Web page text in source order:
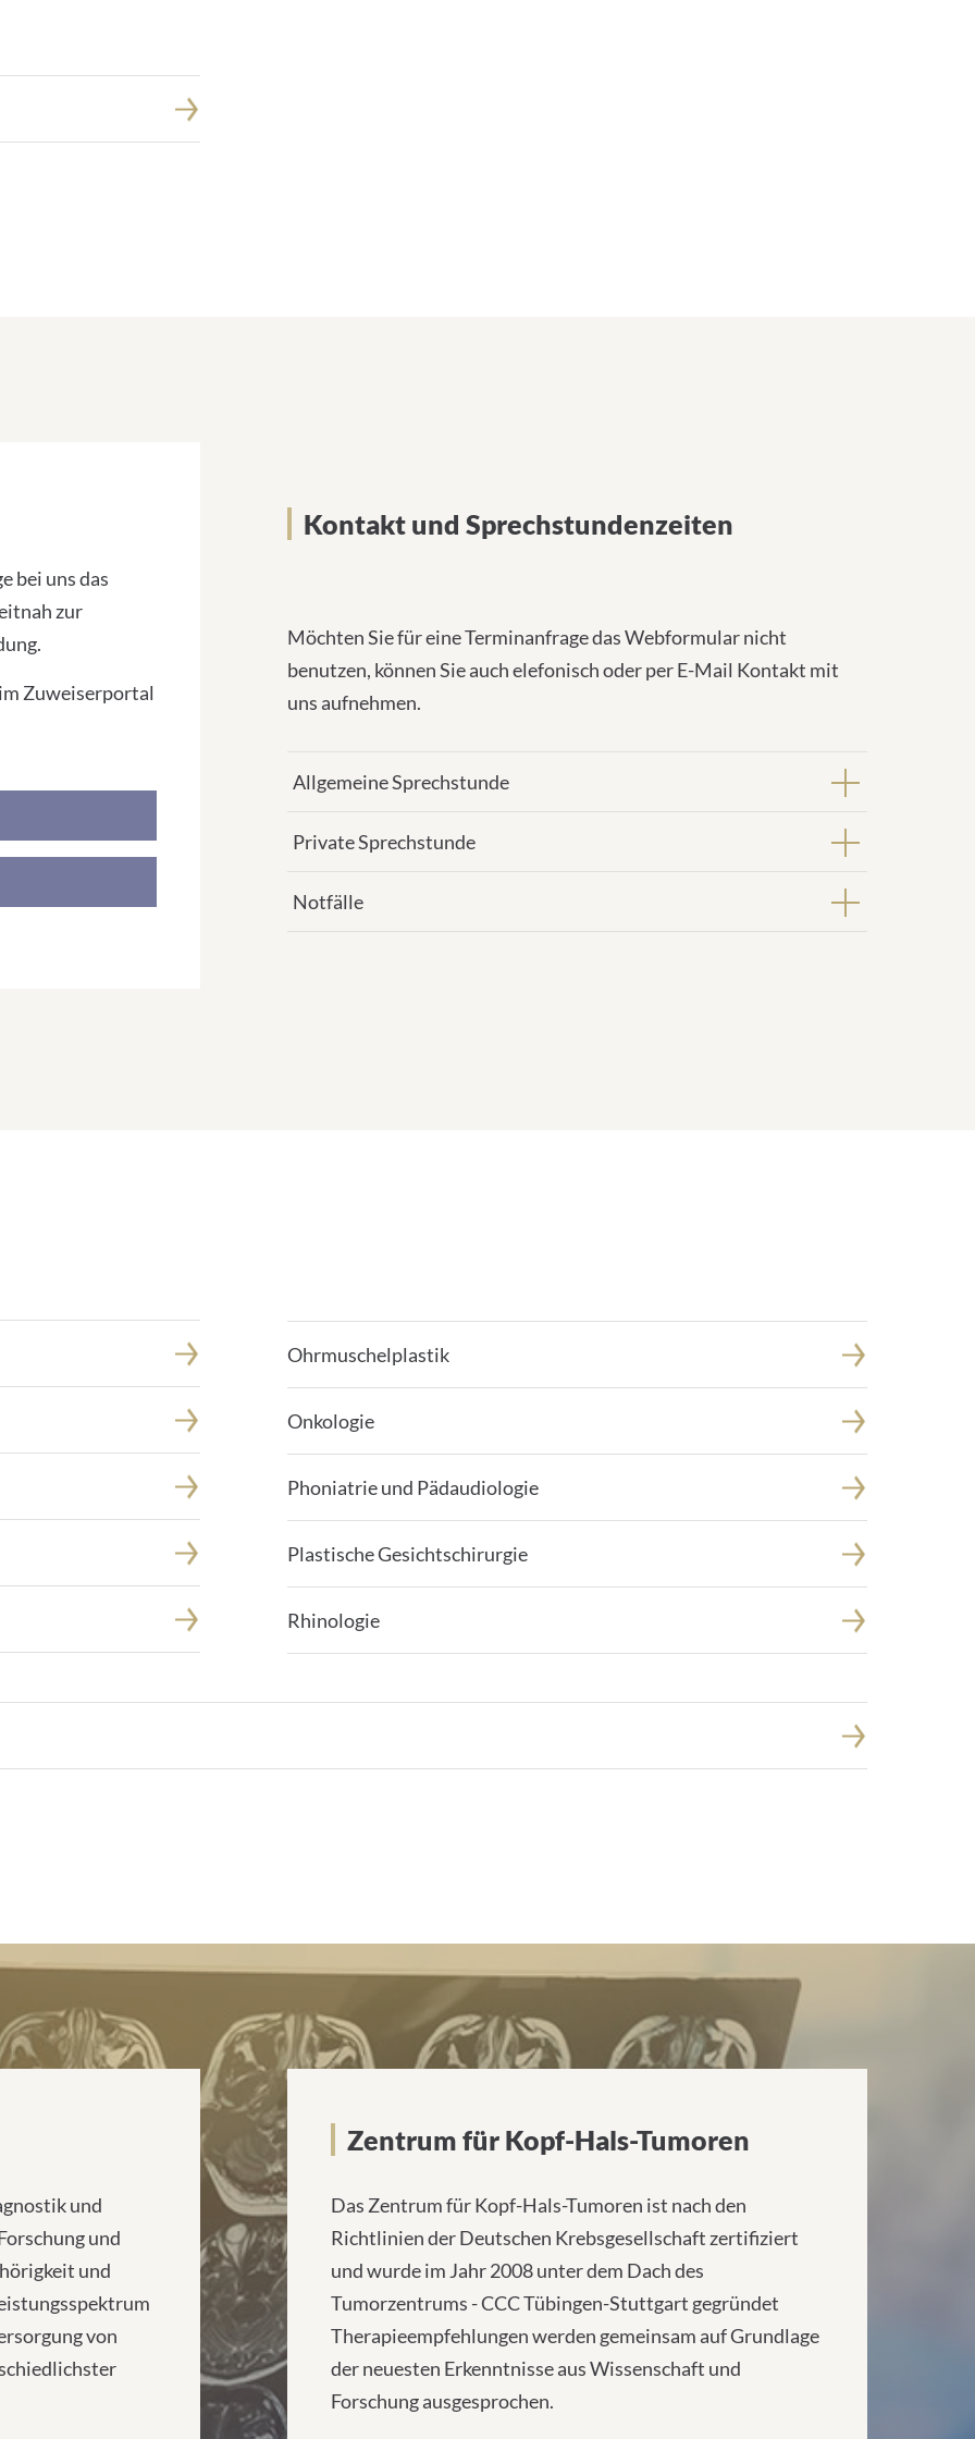
bei uns das
zur
Zuweiserportal
Kontakt und Sprechstundenzeiten
Möchten Sie für eine Terminanfrage das Webformular nicht
benutzen, können Sie auch elefonisch oder per E-Mail Kontakt mit
uns aufnehmen.
Allgemeine Sprechstunde
Private Sprechstunde
Notfälle
Ohrmuschelplastik
Onkologie
Phoniatrie und Pädaudiologie
Plastische Gesichtschirurgie
Rhinologie
und
und
und
von
Zentrum für Kopf-Hals-Tumoren
Das Zentrum für Kopf-Hals-Tumoren ist nach den
Richtlinien der Deutschen Krebsgesellschaft zertifiziert
und wurde im Jahr 2008 unter dem Dach des
Tumorzentrums - CCC Tübingen-Stuttgart gegründet
Therapieempfehlungen werden gemeinsam auf Grundlage
der neuesten Erkenntnisse aus Wissenschaft und
Forschung ausgesprochen.